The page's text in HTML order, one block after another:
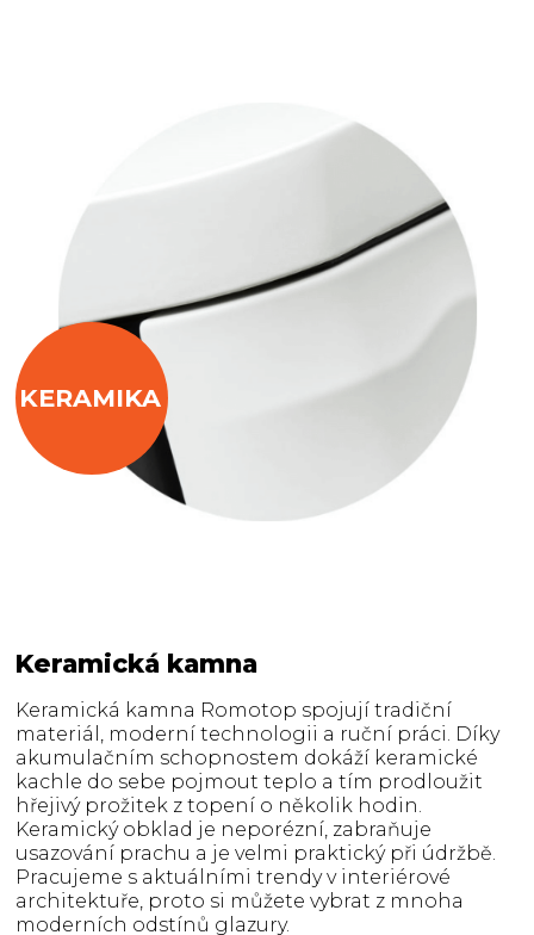
KERAMIKA
Keramická kamna
Keramická kamna Romotop spojují tradiční
materiál, moderní technologii a ruční práci. Díky
akumulačním schopnostem dokáží keramické
kachle do sebe pojmout teplo a tím prodloužit
hřejivý prožitek z topení o několik hodin.
Keramický obklad je neporézní, zabraňuje
usazování prachu a je velmi praktický při údržbě.
Pracujeme s aktuálními trendy v interiérové
architektuře, proto si můžete vybrat z mnoha
moderních odstínů glazury.